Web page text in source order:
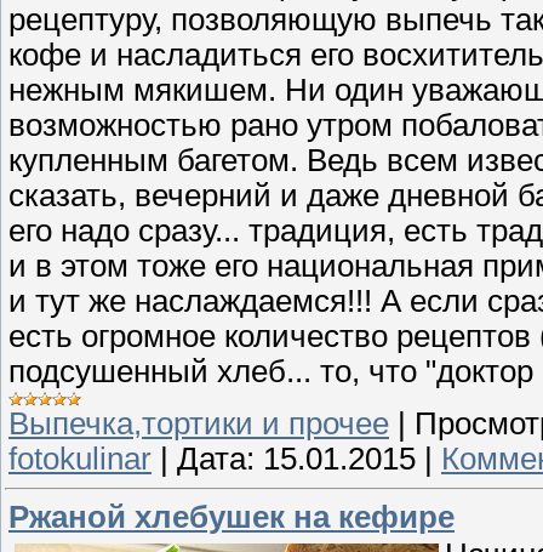
рецептуру, позволяющую выпечь
кофе и насладиться его
нежным мякишем. Ни один
возможностью рано утром
купленным багетом. Ведь всем
сказать, вечерний и даже дневной
его надо сразу... традиция, есть
и в этом тоже его национальная
и тут же наслаждаемся!!! А если
есть огромное количество
подсушенный хлеб... то, что
Выпечка,тортики и прочее
fotokulinar
Дата: 15.01.2015
Ржаной хлебушек на кефире